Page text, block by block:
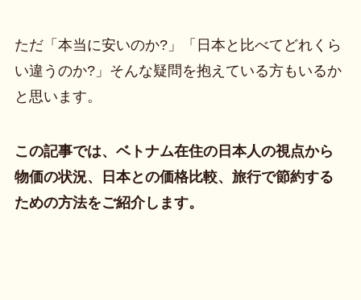
ただ「本当に安いのか?」「日本と比べてどれくら
い違うのか?」そんな疑問を抱えている方もいるか
と思います。
この記事では、ベトナム在住の日本人の視点から
物価の状況、日本との価格比較、旅行で節約する
ための方法をご紹介します。